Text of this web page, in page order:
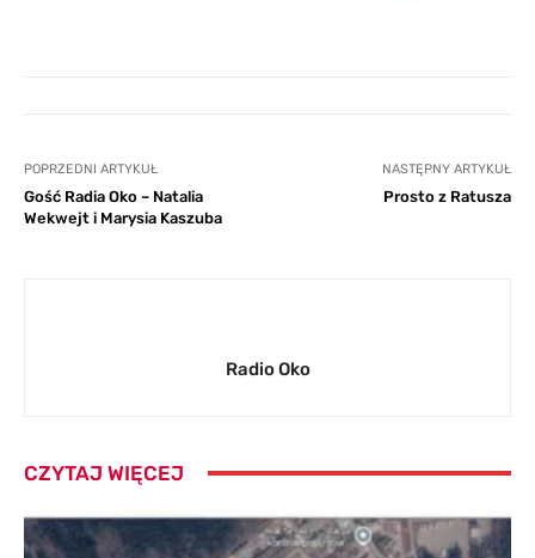
POPRZEDNI ARTYKUŁ
Gość Radia Oko – Natalia
Wekwejt i Marysia Kaszuba
NASTĘPNY ARTYKUŁ
Prosto z Ratusza
Radio Oko
CZYTAJ WIĘCEJ